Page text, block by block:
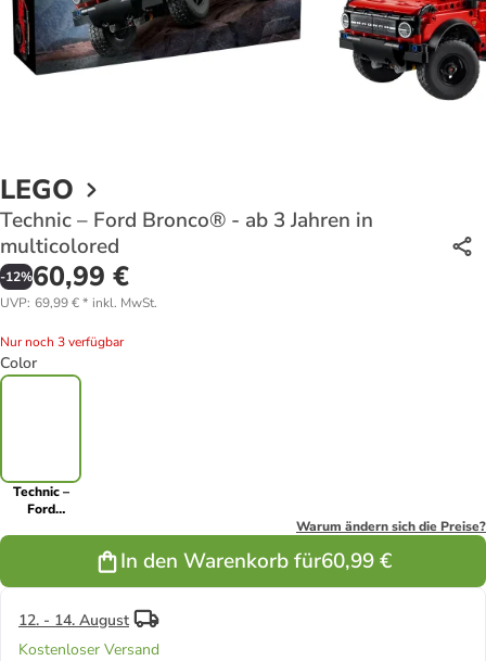
LEGO
Technic – Ford Bronco® - ab 3 Jahren in
multicolored
-12%60,99 €
UVP: 69,99 €* inkl. MwSt.
Nur noch 3 verfügbar
Color
Technic –
Ford
Warum ändern sich die Preise?
In den Warenkorb für60,99 €
12. - 14. August
Kostenloser Versand